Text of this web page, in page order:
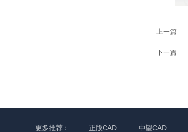
上一篇
下一篇
更多推荐： 正版CAD 中望CAD